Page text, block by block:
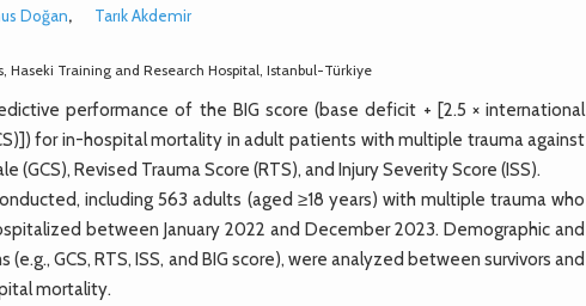
Doğan, Tarık Akdemir
Training and Research Hospital, Istanbul-Türkiye
performance of the BIG score (base deficit + [2.5 × international
for in-hospital mortality in adult patients with multiple trauma against
Revised Trauma Score (RTS), and Injury Severity Score (ISS).
including 563 adults (aged ≥18 years) with multiple trauma who
between January 2022 and December 2023. Demographic and
GCS, RTS, ISS, and BIG score), were analyzed between survivors and
mortality.